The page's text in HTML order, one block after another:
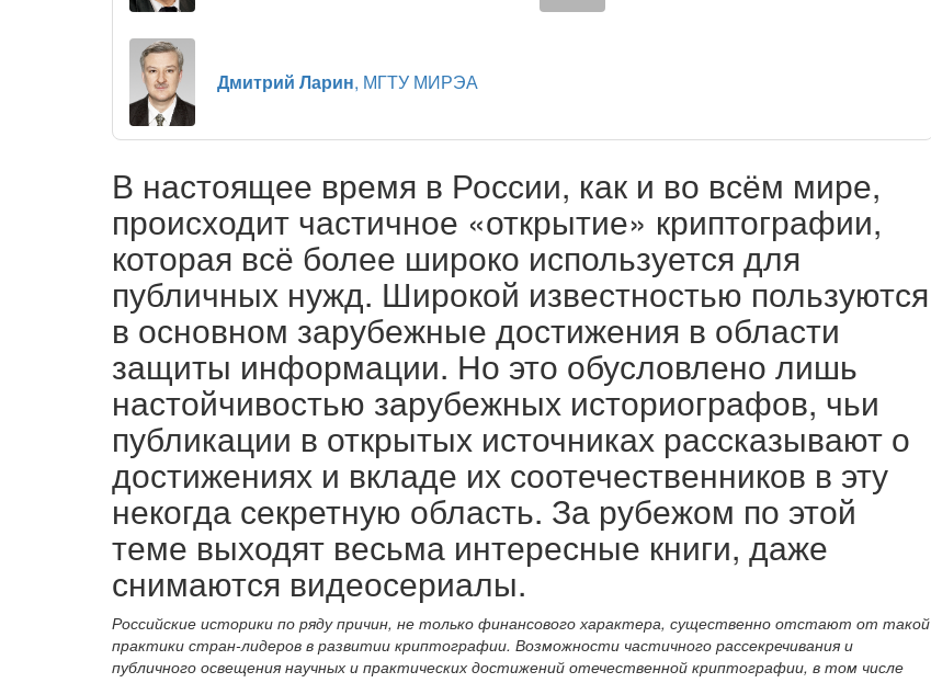
Дмитрий Ларин, МГТУ МИРЭА
В настоящее время в России, как и во всём мире,
происходит частичное «открытие» криптографии,
которая всё более широко используется для
публичных нужд. Широкой известностью пользуются
в основном зарубежные достижения в области
защиты информации. Но это обусловлено лишь
настойчивостью зарубежных историографов, чьи
публикации в открытых источниках рассказывают о
достижениях и вкладе их соотечественников в эту
некогда секретную область. За рубежом по этой
теме выходят весьма интересные книги, даже
снимаются видеосериалы.
Российские историки по ряду причин, не только финансового характера, существенно отстают от такой
практики стран-лидеров в развитии криптографии. Возможности частичного рассекречивания и
публичного освещения научных и практических достижений отечественной криптографии, в том числе